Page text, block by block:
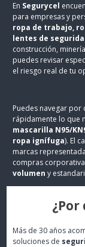
En Segurycel
para empresas y
ropa de trabajo,
lentes de
construcción,
puedes revisar
el riesgo real de tu
Puedes navegar por
rápidamente lo que
mascarilla N95/
ropa ignífuga). El
marcas
compras
volumen y
¿Por
Más de 30 años
soluciones de